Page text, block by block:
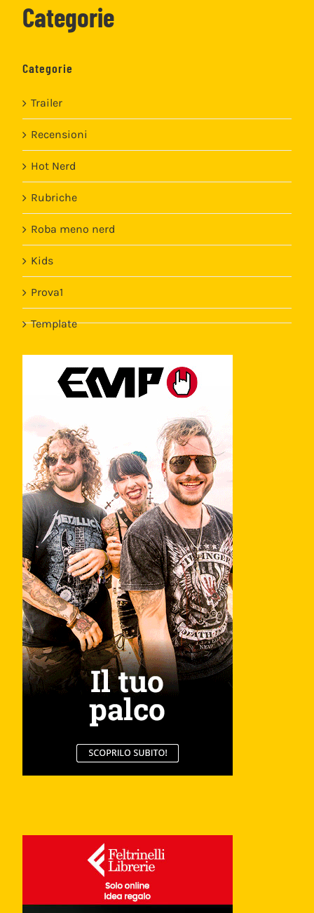
Categorie
Categorie
Trailer
Recensioni
Hot Nerd
Rubriche
Roba meno nerd
Kids
Prova1
Template